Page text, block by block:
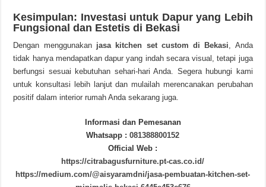
Kesimpulan: Investasi untuk Dapur yang Lebih
Fungsional dan Estetis di Bekasi
Dengan menggunakanjasa kitchen set custom di Bekasi, Anda
tidak hanya mendapatkan dapur yang indah secara visual, tetapi juga
berfungsi sesuai kebutuhan sehari-hari Anda. Segera hubungi kami
untuk konsultasi lebih lanjut dan mulailah merencanakan perubahan
positif dalam interior rumah Anda sekarang juga.
Informasi dan Pemesanan
Whatsapp :081388800152
Official Web :
https://citrabagusfurniture.pt-cas.co.id/
https://medium.com/@aisyaramdni/jasa-pembuatan-kitchen-set-